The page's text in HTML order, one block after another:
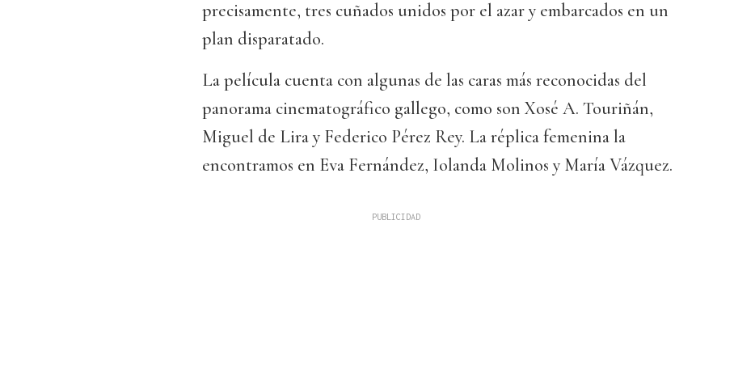
precisamente, tres cuñados unidos por el azar y embarcados en un
plan disparatado.
La película cuenta con algunas de las caras más reconocidas del
panorama cinematográfico gallego, como son Xosé A. Touriñán,
Miguel de Lira y Federico Pérez Rey. La réplica femenina la
encontramos en Eva Fernández, Iolanda Molinos y María Vázquez.